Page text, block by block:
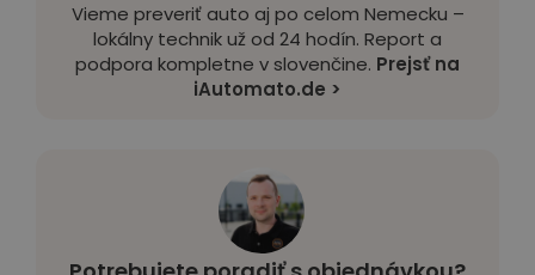
Vieme preveriť auto aj po celom Nemecku –
lokálny technik už od 24 hodín. Report a
podpora kompletne v slovenčine. Prejsť na
iAutomato.de >